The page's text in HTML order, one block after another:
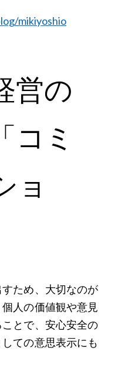
mikiyoshio
営の
コミ
ョ
ため、大切なのが
人の価値観や意見
とで、安心安全の
ての意思表示にも